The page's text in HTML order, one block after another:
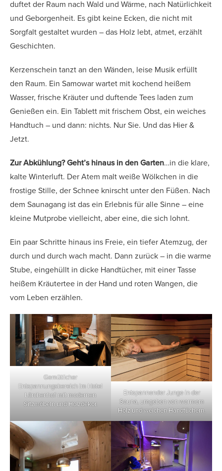
duftet der Raum nach Wald und Wärme, nach Natürlichkeit
und Geborgenheit. Es gibt keine Ecken, die nicht mit
Sorgfalt gestaltet wurden – das Holz lebt, atmet, erzählt
Geschichten.
Kerzenschein tanzt an den Wänden, leise Musik erfüllt
den Raum. Ein Samowar wartet mit kochend heißem
Wasser, frische Kräuter und duftende Tees laden zum
Genießen ein. Ein Tablett mit frischem Obst, ein weiches
Handtuch – und dann: nichts. Nur Sie. Und das Hier &
Jetzt.
Zur Abkühlung? Geht’s hinaus in den Garten…in die klare,
kalte Winterluft. Der Atem malt weiße Wölkchen in die
frostige Stille, der Schnee knirscht unter den Füßen. Nach
dem Saunagang ist das ein Erlebnis für alle Sinne – eine
kleine Mutprobe vielleicht, aber eine, die sich lohnt.
Ein paar Schritte hinaus ins Freie, ein tiefer Atemzug, der
durch und durch wach macht. Dann zurück – in die warme
Stube, eingehüllt in dicke Handtücher, mit einer Tasse
heißem Kräutertee in der Hand und roten Wangen, die
vom Leben erzählen.
Gemütlicher
Entspannungsbereich im Hotel
Lärchenhof mit modernen
Sitzmöbeln und Holzdekor.
Entspannender Junge in der
Sauna, umgeben von warmem
Holz und weichen Handtüchern.